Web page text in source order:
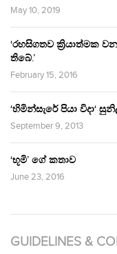
May 10, 2019
‘රහසිගතව ක්‍රියාත්මක
තිබේ.’
February 15, 2016
‘හිමින්සැරේ පියා විදා‘
September 9, 2013
‘භූමි’ ගේ කතාව
June 23, 2016
GUIDELINES &